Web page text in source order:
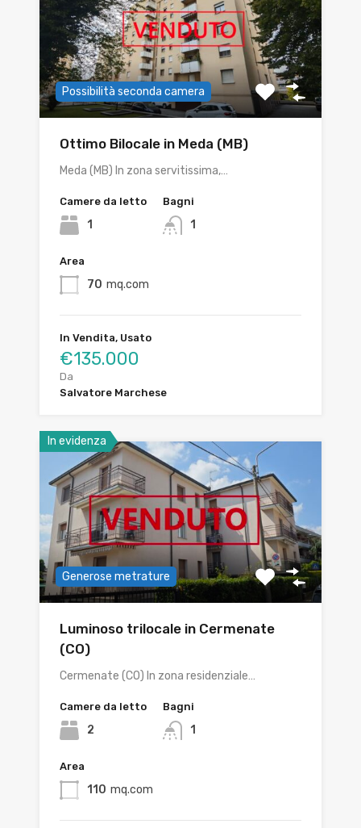
Possibilità seconda camera
Ottimo Bilocale in Meda (MB)
Meda (MB) In zona servitissima,…
Camere da letto
1
Bagni
1
Area
70 mq.com
In Vendita, Usato
€135.000
Da
Salvatore Marchese
In evidenza
Generose metrature
Luminoso trilocale in Cermenate
(CO)
Cermenate (CO) In zona residenziale…
Camere da letto
2
Bagni
1
Area
110 mq.com